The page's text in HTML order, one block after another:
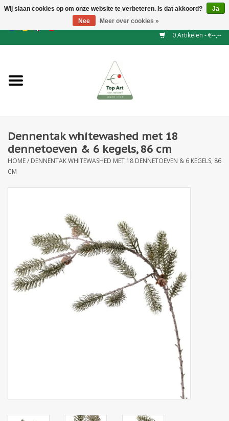
EUR/GBP/CHF
0 Artikelen - €--,--
NIEUW
Binderij
Kunstbloemen
Blad - en Bessentakken
Kunstfruit
Home deco
Dennentak whitewashed met 18
dennetoeven & 6 kegels, 86 cm
HOME/ DENNENTAK WHITEWASHED MET 18 DENNETOEVEN & 6 KEGELS, 86
CM
Wij slaan cookies op om onze website te verbeteren. Is dat akkoord?
Ja
Nee
Meer over cookies »